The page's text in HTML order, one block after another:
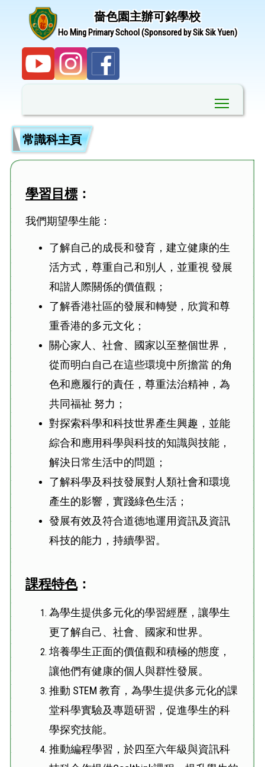
嗇色園主辦可銘學校
Ho Ming Primary School (Sponsored by Sik Sik Yuen)
常識科主頁
學習目標 ：
我們期望學生能：
了解自己的成長和發育，建立健康的生
活方式，尊重自己和別人，並重視 發展
和諧人際關係的價值觀；
了解香港社區的發展和轉變，欣賞和尊
重香港的多元文化；
關心家人、社會、國家以至整個世界，
從而明白自己在這些環境中所擔當 的角
色和應履行的責任，尊重法治精神，為
共同福祉 努力；
對探索科學和科技世界產生興趣，並能
綜合和應用科學與科技的知識與技能，
解決日常生活中的問題；
了解科學及科技發展對人類社會和環境
產生的影響，實踐綠色生活；
發展有效及符合道德地運用資訊及資訊
科技的能力，持續學習。
課程特色：
為學生提供多元化的學習經歷，讓學生
更了解自己、社會、國家和世界。
培養學生正面的價值觀和積極的態度，
讓他們有健康的個人與群性發展。
推動 STEM 教育，為學生提供多元化的課
堂科學實驗及專題研習，促進學生的科
學探究技能。
推動編程學習，於四至六年級與資訊科